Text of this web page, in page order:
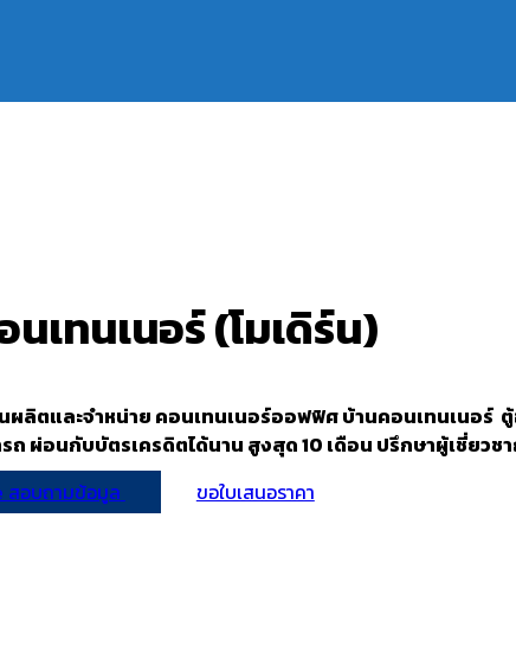
เทนเนอร์ (โมเดิร์น)
นผลิตและจำหน่าย คอนเทนเนอร์ออฟฟิศ บ้านคอนเทนเนอ
รถ ผ่อนกับบัตรเครดิตได้นาน สูงสุด 10 เดือน ปรึกษาผู้เชี่ยวช
สอบถามข้อมูล
ขอใบเสนอราคา